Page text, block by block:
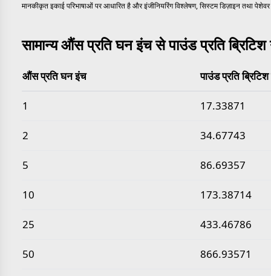
मानकीकृत इकाई परिभाषाओं पर आधारित है और इंजीनियरिंग विश्लेषण, सिस्टम डिज़ाइन तथा
सामान्य औंस प्रति घन इंच से पाउंड प्रति
सामान्य औंस प्रति घन इंच से पाउंड प्रति ब्रिटिश गैलन मान
औंस प्रति घन इंच पाउंड प्रति
1 17.33871
2 34.67743
5 86.69357
10 173.38714
25 433.46786
50 866.93571